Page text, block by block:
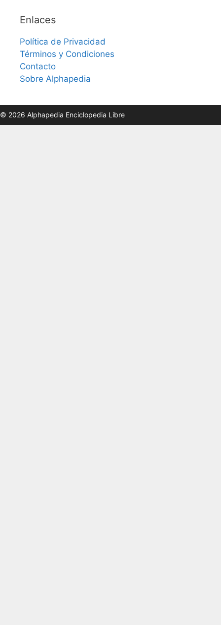
Enlaces
Política de Privacidad
Términos y Condiciones
Contacto
Sobre Alphapedia